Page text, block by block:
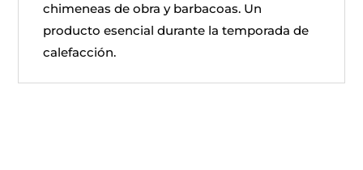
chimeneas de obra y barbacoas. Un
producto esencial durante la temporada de
calefacción.